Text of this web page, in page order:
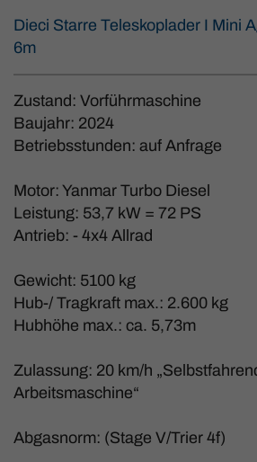
Dieci Starre Teleskoplader I Mini
6m
Zustand: Vorführmaschine
Baujahr: 2024
Betriebsstunden: auf Anfrage
Motor: Yanmar Turbo Diesel
Leistung: 53,7 kW = 72 PS
Antrieb: - 4x4 Allrad
Gewicht: 5100 kg
Hub-/ Tragkraft max.: 2.600 kg
Hubhöhe max.: ca. 5,73m
Zulassung: 20 km/h
Arbeitsmaschine“
Abgasnorm: (Stage V/Trier 4f)